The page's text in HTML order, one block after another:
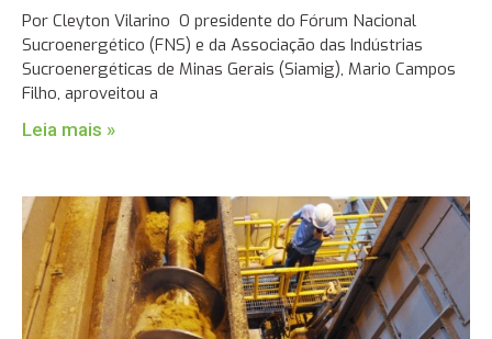
Por Cleyton Vilarino O presidente do Fórum Nacional
Sucroenergético (FNS) e da Associação das Indústrias
Sucroenergéticas de Minas Gerais (Siamig), Mario Campos
Filho, aproveitou a
Leia mais »